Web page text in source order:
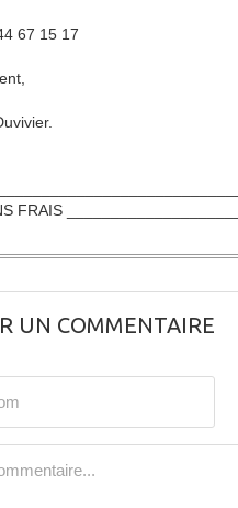
67 15 17
FRAIS
UN COMMENTAIRE